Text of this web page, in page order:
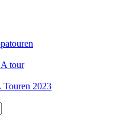
tour
Touren 2023